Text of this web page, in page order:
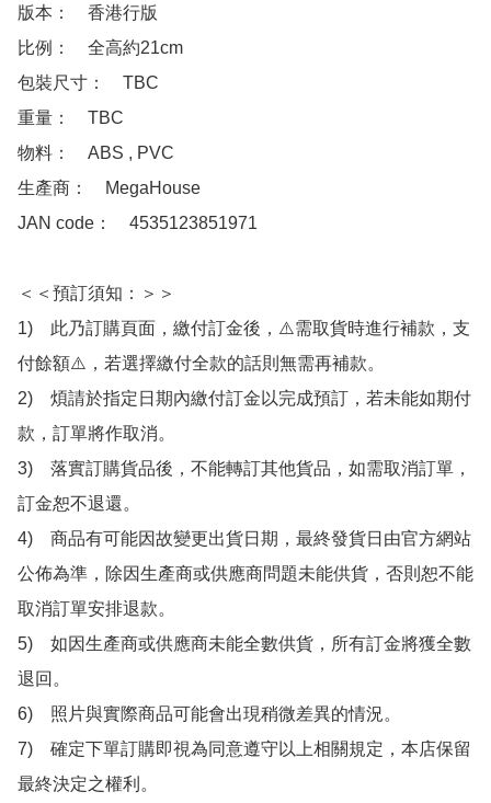
版本：　香港行版
比例：　全高約21cm
包裝尺寸：　TBC
重量：　TBC
物料：　ABS , PVC
生產商：　MegaHouse
JAN code：　4535123851971
＜＜預訂須知：＞＞
1)　此乃訂購頁面，繳付訂金後，⚠️需取貨時進行補款，支
付餘額⚠️，若選擇繳付全款的話則無需再補款。
2)　煩請於指定日期內繳付訂金以完成預訂，若未能如期付
款，訂單將作取消。
3)　落實訂購貨品後，不能轉訂其他貨品，如需取消訂單，
訂金恕不退還。
4)　商品有可能因故變更出貨日期，最終發貨日由官方網站
公佈為準，除因生產商或供應商問題未能供貨，否則恕不能
取消訂單安排退款。
5)　如因生產商或供應商未能全數供貨，所有訂金將獲全數
退回。
6)　照片與實際商品可能會出現稍微差異的情況。
7)　確定下單訂購即視為同意遵守以上相關規定，本店保留
最終決定之權利。